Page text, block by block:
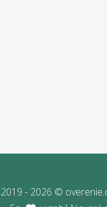
2019 - 2026 ©